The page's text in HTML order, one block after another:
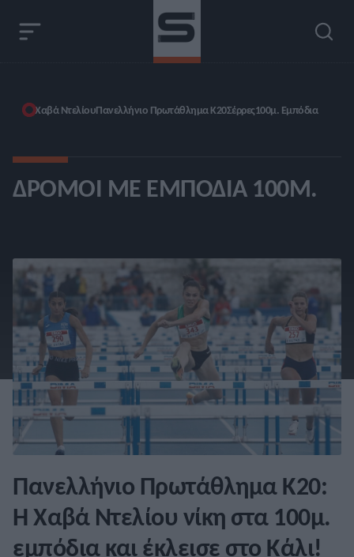
Χαβά ΝτελίουΠανελλήνιο Πρωτάθλημα Κ20Σέρρες100μ. Εμπόδια
ΔΡΌΜΟΙ ΜΕ ΕΜΠΌΔΙΑ 100Μ.
Πανελλήνιο Πρωτάθλημα Κ20:
Η Χαβά Ντελίου νίκη στα 100μ.
εμπόδια και έκλεισε στο Κάλι!